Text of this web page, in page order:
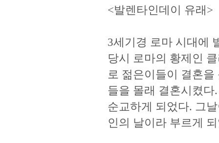
<발렌타인데이 유래>
3세기경 로마 시대에
당시 로마의 황제인
로 젊은이들이 결혼
들을 몰래 결혼시켰
순교하게 되었다. 그
인의 날이라 부르게